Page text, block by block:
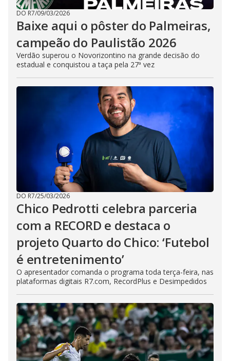
DO R7/09/03/2026
Baixe aqui o pôster do Palmeiras,
campeão do Paulistão 2026
Verdão superou o Novorizontino na grande decisão do
estadual e conquistou a taça pela 27ª vez
DO R7/25/03/2026
Chico Pedrotti celebra parceria
com a RECORD e destaca o
projeto Quarto do Chico: ‘Futebol
é entretenimento’
O apresentador comanda o programa toda terça-feira, nas
plataformas digitais R7.com, RecordPlus e Desimpedidos